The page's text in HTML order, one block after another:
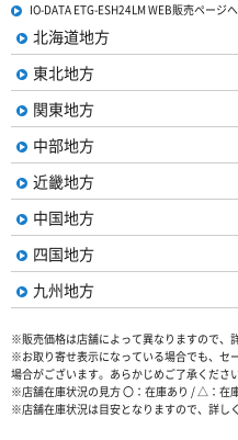
IO-DATA ETG-ESH24LM WEB販売ページ
北海道地方
東北地方
関東地方
中部地方
近畿地方
中国地方
四国地方
九州地方
※販売価格は店舗によって異なりますので、
※お取り寄せ表示になっている場合でも、セ
場合がございます。あらかじめご了承ください
※店舗在庫状況の見方 〇：在庫あり / △：在
※店舗在庫状況は目安となりますので、詳し